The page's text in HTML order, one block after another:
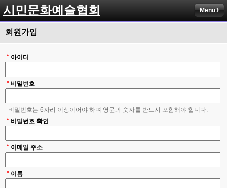
시민문화예술협회 Menu
회원가입
아이디
*
비밀번호
*
비밀번호는 6자리 이상이어야 하며 영문과 숫자를 반드시 포함해야 합니다.
비밀번호 확인
*
* 이메일 주소
* 이름